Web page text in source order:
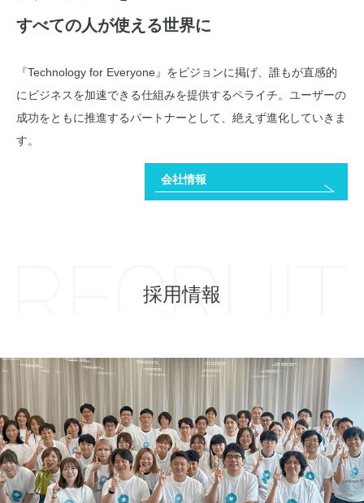
すべての人が使える世界に
『Technology for Everyone』をビジョンに掲げ、誰もが直感的
にビジネスを加速できる仕組みを提供するペライチ。ユーザーの
成功をともに推進するパートナーとして、絶えず進化していきま
す。
会社情報
採用情報